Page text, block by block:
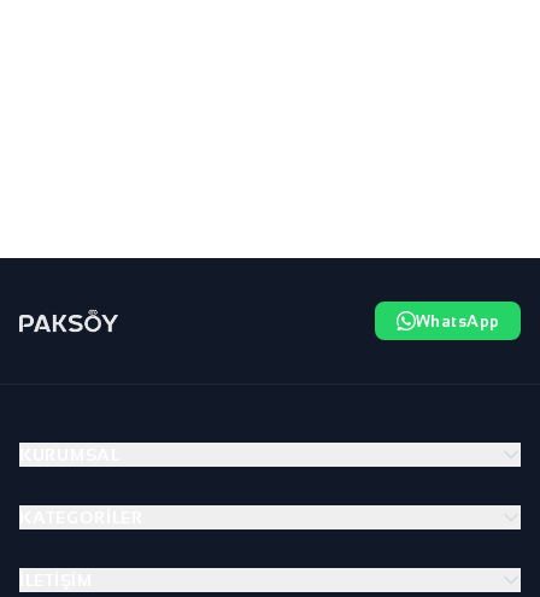
WhatsApp